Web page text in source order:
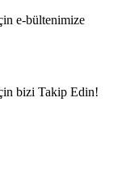
e-bültenimize
bizi Takip Edin!